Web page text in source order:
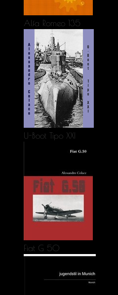
Alfa Romeo 135
U-Boot Tipo XXI
Fiat G 50